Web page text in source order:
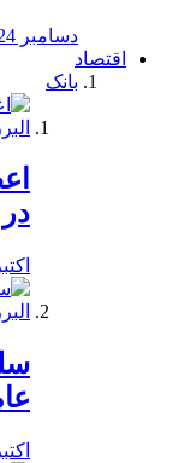
دسامبر 24, 2019
اقتصاد
بانک
اکتبر 19,
اکتبر 18,